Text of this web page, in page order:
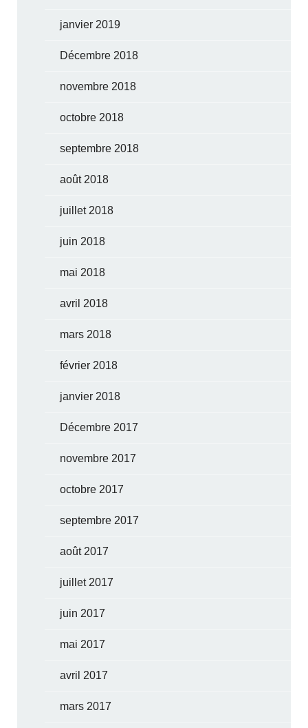
janvier 2019
Décembre 2018
novembre 2018
octobre 2018
septembre 2018
août 2018
juillet 2018
juin 2018
mai 2018
avril 2018
mars 2018
février 2018
janvier 2018
Décembre 2017
novembre 2017
octobre 2017
septembre 2017
août 2017
juillet 2017
juin 2017
mai 2017
avril 2017
mars 2017